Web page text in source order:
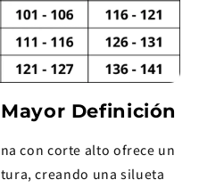
Definición
con corte alto ofrece un
creando una silueta